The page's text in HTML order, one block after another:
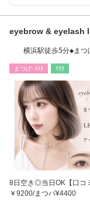
eyebrow & eyelash
横浜駅徒歩5分◆ま
まつげ･ﾒｲｸ ﾘﾗｸ
8日空き◎当日OK【口コ
￥9200/まつパ¥4400